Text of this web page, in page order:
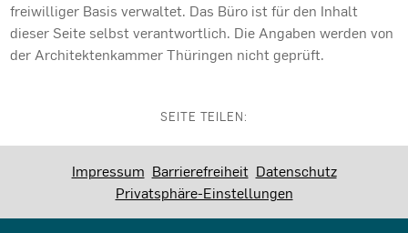
freiwilliger Basis verwaltet. Das Büro ist für den Inhalt
dieser Seite selbst verantwortlich. Die Angaben werden von
der Architektenkammer Thüringen nicht geprüft.
SEITE TEILEN:
Impressum Barrierefreiheit Datenschutz
Privatsphäre-Einstellungen